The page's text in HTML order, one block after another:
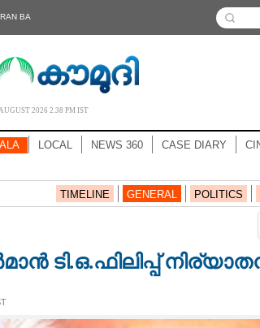
BA
2026 2.38 PM IST
LOCAL NEWS 360 CASE DIARY
TIMELINE GENERAL POLITICS
ടി.ഒ.ഫിലിപ്പ്